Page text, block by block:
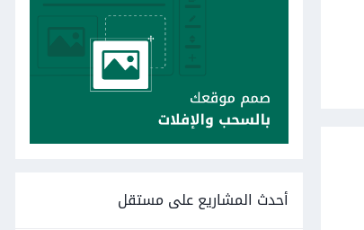
أحدث المشاريع على مستقل